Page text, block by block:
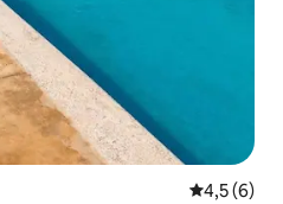
4,5 de
4,5 (6)